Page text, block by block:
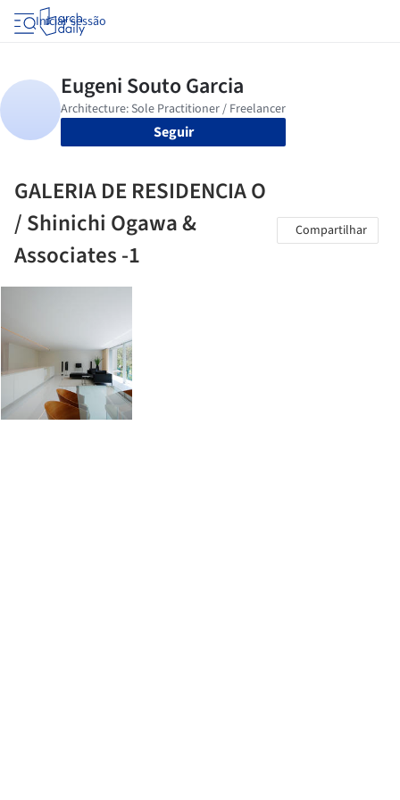
Iniciar sessão
Seguir
GALERIA DE RESIDENCIA O
/ Shinichi Ogawa &
Associates -1
Compartilhar